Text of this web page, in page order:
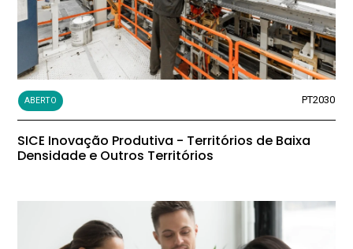
ABERTO PT2030
SICE Inovação Produtiva - Territórios de Baixa
Densidade e Outros Territórios